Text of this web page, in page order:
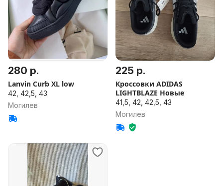
280 р.
Lanvin Curb XL low
42, 42,5, 43
Могилев
225 р.
Кроссовки ADIDAS
LIGHTBLAZE Новые
41,5, 42, 42,5, 43
Могилев